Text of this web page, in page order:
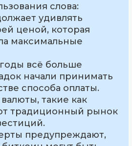
слова:
удивлять
ценой, которая
максимальные
всё больше
начали принимать
способа оплаты.
такие как
традиционный рынок
предупреждают,